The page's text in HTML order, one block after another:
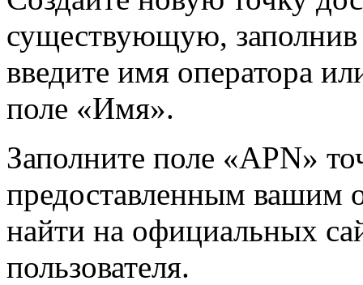
существующую,
введите имя оператора
поле «Имя».
Заполните поле «APN»
предоставленным вашим
найти на официальных
пользователя.